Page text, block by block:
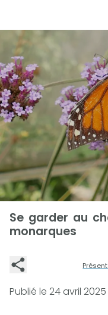
Se garder au
monarques
Publié le 24 avril 2025